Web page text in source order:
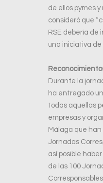
de ellos pymes y
consideró que
RSE debería de
una iniciativa de
Durante la
ha entregado
todas aquellas
empresas y
Málaga que
Jornadas
así posible
de las 100
Corresponsables.